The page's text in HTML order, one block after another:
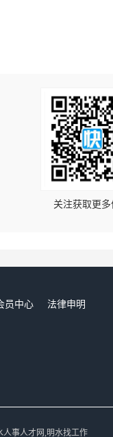
关注获取更多
员中心
法律申明
人事人才网,明水找工作